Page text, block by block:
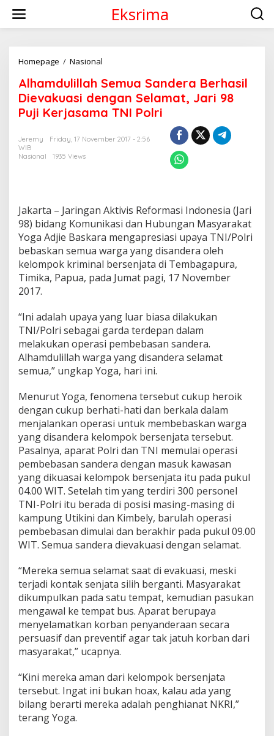
i
Eksrima
Homepage / Nasional
h
a
m
d
l
S
e
m
u
a
S
a
n
r
a
B
e
r
h
s
i
l
D
i
e
a
k
u
a
s
i
d
e
g
a
n
S
e
l
a
a
,
J
a
Alhamdulillah Semua Sandera Berhasil
Dievakuasi dengan Selamat, Jari 98
Puji Kerjasama TNI Polri
Jeremy
Friday, 17 November 2017 - 2:56
WIB
Nasional
1935 Views
Jakarta – Jaringan Aktivis Reformasi Indonesia (Jari
98) bidang Komunikasi dan Hubungan Masyarakat
Yoga Adjie Baskara mengapresiasi upaya TNI/Polri
bebaskan semua warga yang disandera oleh
kelompok kriminal bersenjata di Tembagapura,
Timika, Papua, pada Jumat pagi, 17 November
2017.
“Ini adalah upaya yang luar biasa dilakukan
TNI/Polri sebagai garda terdepan dalam
melakukan operasi pembebasan sandera.
Alhamdulillah warga yang disandera selamat
semua,” ungkap Yoga, hari ini.
Menurut Yoga, fenomena tersebut cukup heroik
dengan cukup berhati-hati dan berkala dalam
menjalankan operasi untuk membebaskan warga
yang disandera kelompok bersenjata tersebut.
Pasalnya, aparat Polri dan TNI memulai operasi
pembebasan sandera dengan masuk kawasan
yang dikuasai kelompok bersenjata itu pada pukul
04.00 WIT. Setelah tim yang terdiri 300 personel
TNI-Polri itu berada di posisi masing-masing di
kampung Utikini dan Kimbely, barulah operasi
pembebasan dimulai dan berakhir pada pukul 09.00
WIT. Semua sandera dievakuasi dengan selamat.
“Mereka semua selamat saat di evakuasi, meski
terjadi kontak senjata silih berganti. Masyarakat
dikumpulkan pada satu tempat, kemudian pasukan
mengawal ke tempat bus. Aparat berupaya
menyelamatkan korban penyanderaan secara
persuasif dan preventif agar tak jatuh korban dari
masyarakat,” ucapnya.
“Kini mereka aman dari kelompok bersenjata
tersebut. Ingat ini bukan hoax, kalau ada yang
bilang berarti mereka adalah penghianat NKRI,”
terang Yoga.